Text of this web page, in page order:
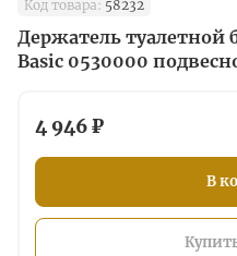
Код товара: 58232
Держатель туалетной
Basic 0530000
4 946 ₽
В